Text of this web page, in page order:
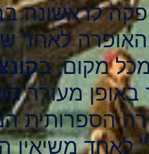
האופרה לאחר
מקום, ב
באופן
הספרותית
לאחד משיאיו